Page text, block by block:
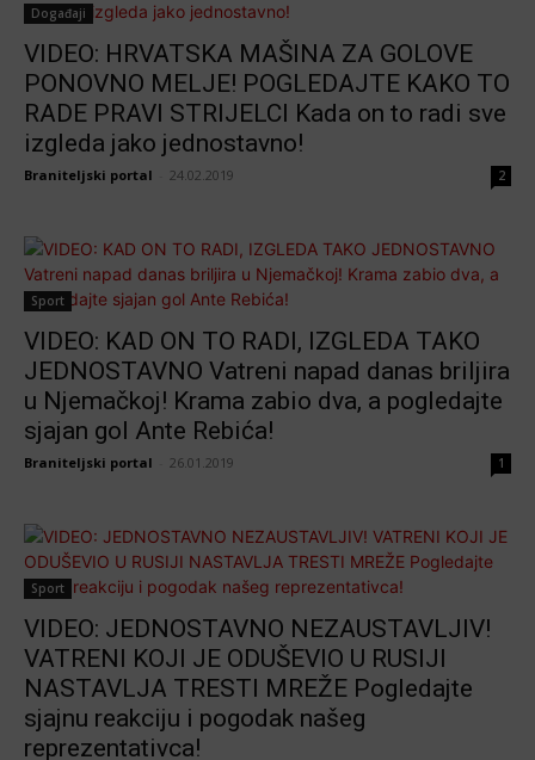
Događaji
VIDEO: HRVATSKA MAŠINA ZA GOLOVE
PONOVNO MELJE! POGLEDAJTE KAKO TO
RADE PRAVI STRIJELCI Kada on to radi sve
izgleda jako jednostavno!
Braniteljski portal 24.02.2019 2
Sport
VIDEO: KAD ON TO RADI, IZGLEDA TAKO
JEDNOSTAVNO Vatreni napad danas briljira
u Njemačkoj! Krama zabio dva, a pogledajte
sjajan gol Ante Rebića!
Braniteljski portal 26.01.2019 1
Sport
VIDEO: JEDNOSTAVNO NEZAUSTAVLJIV!
VATRENI KOJI JE ODUŠEVIO U RUSIJI
NASTAVLJA TRESTI MREŽE Pogledajte
sjajnu reakciju i pogodak našeg
reprezentativca!